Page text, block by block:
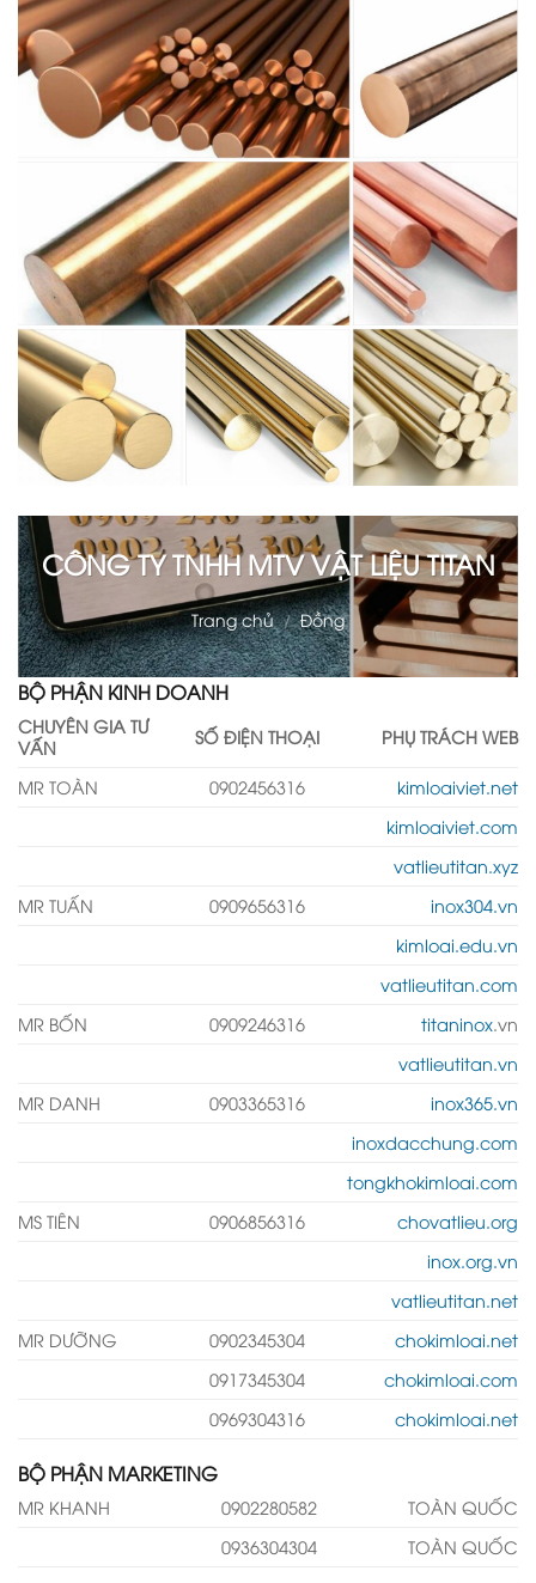
CÔNG TY TNHH MTV VẬT LIỆU TITAN
Trang chủ / Đồng
BỘ PHẬN KINH DOANH
CHUYÊN GIA TƯ
VẤN
SỐ ĐIỆN THOẠI PHỤ TRÁCH WEB
MR TOÀN 0902456316
kimloaiviet.net
kimloaiviet.com
vatlieutitan.xyz
MR TUẤN
0909656316
inox304.vn
kimloai.edu.vn
vatlieutitan.com
MR BỐN
0909246316 titaninox.vn
vatlieutitan.vn
MR DANH
0903365316
inox365.vn
inoxdacchung.com
tongkhokimloai.com
MS TIÊN
0906856316
chovatlieu.org
inox.org.vn
vatlieutitan.net
MR DƯỠNG
0902345304
chokimloai.net
0917345304
chokimloai.com
0969304316
chokimloai.net
BỘ PHẬN MARKETING
MR KHANH 0902280582
TOÀN QUỐC
0936304304
TOÀN QUỐC